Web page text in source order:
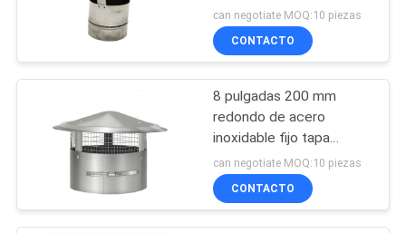
NOTICIAS
CASOS
TRABAJO
MAPA
Tubo de la
extracción de polvo
97
76
impermeable tapa de
sombrilla para el escape
de la estufa
can negotiate MOQ:10 piezas
CONTACTO
8 pulgadas 200 mm
redondo de acero
inoxidable fijo tapa
chimenea con
protección de aves
can negotiate MOQ:10 piezas
CONTACTO